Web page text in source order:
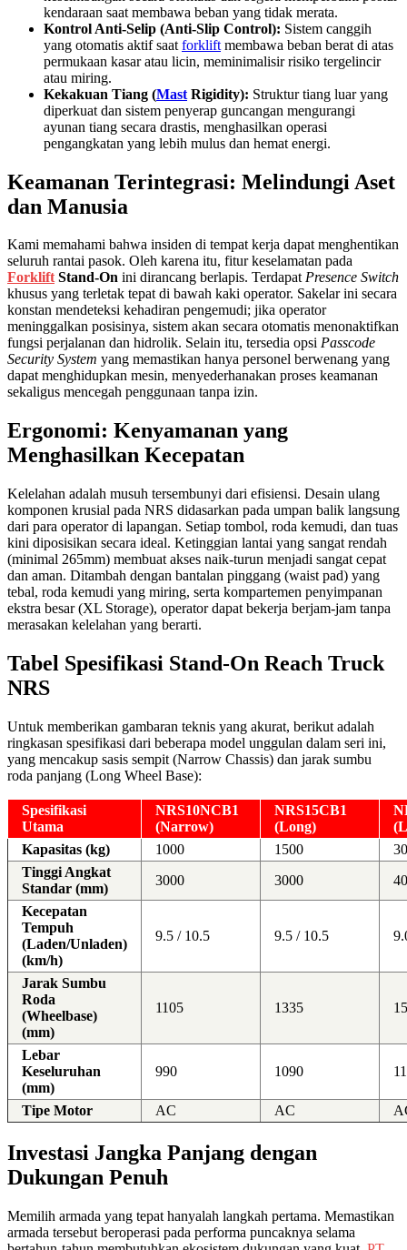
kendaraan saat membawa beban yang tidak merata.
Kontrol Anti-Selip (Anti-Slip Control): Sistem canggih
yang otomatis aktif saat forklift membawa beban berat di atas
permukaan kasar atau licin, meminimalisir risiko tergelincir
atau miring.
Kekakuan Tiang (Mast Rigidity): Struktur tiang luar yang
diperkuat dan sistem penyerap guncangan mengurangi
ayunan tiang secara drastis, menghasilkan operasi
pengangkatan yang lebih mulus dan hemat energi.
Keamanan Terintegrasi: Melindungi Aset
dan Manusia
Kami memahami bahwa insiden di tempat kerja dapat menghentikan
seluruh rantai pasok. Oleh karena itu, fitur keselamatan pada
ForkliftStand-On ini dirancang berlapis. TerdapatPresence Switch
khusus yang terletak tepat di bawah kaki operator. Sakelar ini secara
konstan mendeteksi kehadiran pengemudi; jika operator
meninggalkan posisinya, sistem akan secara otomatis menonaktifkan
fungsi perjalanan dan hidrolik. Selain itu, tersedia opsi Passcode
Security System yang memastikan hanya personel berwenang yang
dapat menghidupkan mesin, menyederhanakan proses keamanan
sekaligus mencegah penggunaan tanpa izin.
Ergonomi: Kenyamanan yang
Menghasilkan Kecepatan
Kelelahan adalah musuh tersembunyi dari efisiensi. Desain ulang
komponen krusial pada NRS didasarkan pada umpan balik langsung
dari para operator di lapangan. Setiap tombol, roda kemudi, dan tuas
kini diposisikan secara ideal. Ketinggian lantai yang sangat rendah
(minimal 265mm) membuat akses naik-turun menjadi sangat cepat
dan aman. Ditambah dengan bantalan pinggang (waist pad) yang
tebal, roda kemudi yang miring, serta kompartemen penyimpanan
ekstra besar (XL Storage), operator dapat bekerja berjam-jam tanpa
merasakan kelelahan yang berarti.
Tabel Spesifikasi Stand-On Reach Truck
NRS
Untuk memberikan gambaran teknis yang akurat, berikut adalah
ringkasan spesifikasi dari beberapa model unggulan dalam seri ini,
yang mencakup sasis sempit (Narrow Chassis) dan jarak sumbu
roda panjang (Long Wheel Base):
Spesifikasi
Utama
NRS10NCB1
(Narrow)
NRS15CB1
(Long)
Kapasitas (kg)
1000 1500
Tinggi Angkat
Standar (mm)
3000 3000
Kecepatan
Tempuh
(Laden/Unladen)
(km/h)
9.5 / 10.5 9.5 / 10.5
Jarak Sumbu
Roda
(Wheelbase)
(mm)
1105 1335
Lebar
Keseluruhan
(mm)
990 1090
Tipe Motor AC AC
Investasi Jangka Panjang dengan
Dukungan Penuh
Memilih armada yang tepat hanyalah langkah pertama. Memastikan
armada tersebut beroperasi pada performa puncaknya selama